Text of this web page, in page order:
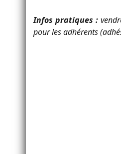
Infos pratiques :
pour les adhérents